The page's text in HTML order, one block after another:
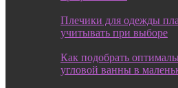
Плечики для одежды
учитывать при выборе
Как подобрать
угловой ванны в